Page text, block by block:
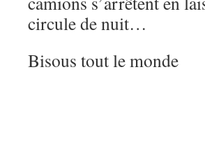
circule de nuit…
Bisous tout le monde